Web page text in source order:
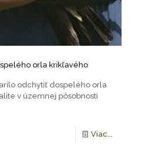
orla krikľavého
odchytiť dospelého orla
v územnej pôsobnosti
Viac...